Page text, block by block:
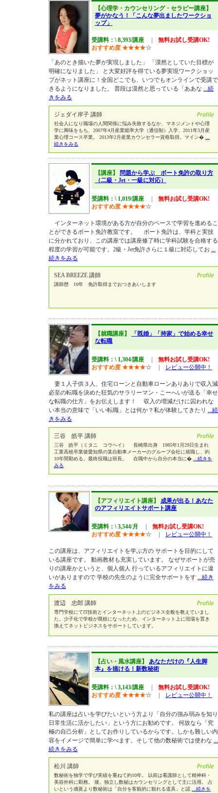
【心理学・カウンセリング・セラピー講座】
夢がかなう！「こんな夢出ましたワークショ
ップ」
受講料：\ 8,393/講座
無料お試し受講OK!
おすすめ度 ★★★★☆
「あのとき描いた夢が実現しました」 「漠然としていた目標が
明確になりました」 と大変好評を得ている夢実現ワークショッ
プがネット講座に！全国どこでも、いつでもオンラインで受講で
きるようになりました。 普段は漠然と思っている「ああな ...続
きをみる
ジェダイ岸子 講師
社会人になり職場の人間関係に悩み失敗するなか、マネジメントや心理
学に興味をもち、2007年4月産業能率大学（通信制）入学、2011年3月産
業心理コース卒業。 2013年2月産業カウンセラー資格取得。マイン�
続きをみる
【講座】
問題から学ぶ ボート免許の取り方
（二級・Jet・一級に対応）
受講料：\ 1,019/講座
無料お試し受講OK!
おすすめ度 ★★★★☆
インターネット環境がある方が自分のペースで学習を進めるこ
とができるボート免許教室です。 ボート免許は、学科と実技
に分かれており、この講座では講座修了時に学科試験を合格する
程度の学習が可能です。2級・Jet免許さらに１級に対応してお ...
続きをみる
SEA BREEZE 講師
講師歴 10年 免許取得までおつきあいします
【就職講座】
「既婚」「持家」で始める幸せ
な転職
受講料：\ 1,304/講座
無料お試し受講OK!
おすすめ度 ★★★★☆ レビュー公開中！
妻１人子供３人、住宅ローンと自動車ローンありありで収入減
必至の転職を決めた狂気のサラリーマン・こーへいが送る「幸せ
な転職の仕方」をお伝えします！ 収入の増減だけに囚われな
い本当の意味で「いい転職」とは何か？私が体験してきたリ ...続
きをみる
三谷 皓平 講師
三谷 皓平（ミタニ コウヘイ） 長崎県出身 1985年1月29日生まれ
工業高校卒業後愛知県の某自動車メーカーのグループ会社に就職し、約
10年間勤める。最終役職は班長。 在職中から自分の本当に�
...続きを
みる
【アフィリエイト講座】 成果が出る！あなた
のアフィリエイトサポート講座
受講料：\ 3,544/月
無料お試し受講OK!
おすすめ度 ★★★★☆ レビュー公開中！
この講座は、アフィリエイトを学ぶ方の サポートを目的にして
いる講座です。 動画教材も充実しています。 なぜサポートが売
りの講座かというと、個人個人 行っているアフィリエイトに違
いがありますので 学校の先生のように完全サポートをす ...続き
をみる
渡辺 忠郎 講師
専門学校にてIT技術とインターネット上のビジネス全般を教えていまし
た。少子化で学校が廃校になったため、インターネット上に現場を置き
換えてネットビジネスをサポートしています。
【占い・風水講座】 あなただけの『人生脚
本』を描ける！新数秘術
受講料：\ 3,143/講座
無料お試し受講OK!
おすすめ度 ★★★★☆ レビュー公開中！
私の講座は占いを学びたいという方より「自分の強み弱みを知り
日常生活に活かしたい」という方にお勧めです。 何故なら「究
極の自己分析」としてお作りしているからです。しかも難しい内
容をイメージで簡単に学べます。そして他の数秘術では使わな ...
続きをみる
松川 講師
数秘術を独学で学び実績を重ねて約10年。 以前は看護師として精神科・
美容外科に勤務。 後、独立し数秘はカウンセリングとして主に活用。 占
いという感覚より数秘術は「自分を客観的に観れる道具」と認
...続きを